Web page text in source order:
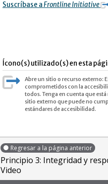
Suscríbase aFrontline Initiative
Ícono(s) utilizado(s) en esta
Abre un sitio o recurso externo:
comprometidos con la
todos. Tenga en cuenta que
sitio externo que puede no
estándares de accesibilidad.
Regresar a la página anterior
Principio 3: Integridad y
Video